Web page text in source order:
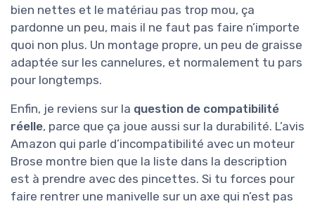
bien nettes et le matériau pas trop mou, ça
pardonne un peu, mais il ne faut pas faire n’importe
quoi non plus. Un montage propre, un peu de graisse
adaptée sur les cannelures, et normalement tu pars
pour longtemps.
Enfin, je reviens sur la question de compatibilité
réelle, parce que ça joue aussi sur la durabilité. L’avis
Amazon qui parle d’incompatibilité avec un moteur
Brose montre bien que la liste dans la description
est à prendre avec des pincettes. Si tu forces pour
faire rentrer une manivelle sur un axe qui n’est pas